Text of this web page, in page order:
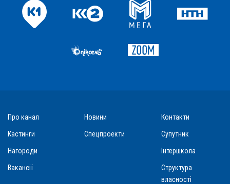
Про канал
Кастинги
Нагороди
Вакансії
Новини
Спецпроекти
Контакти
Супутник
Інтершкола
Структура
власності